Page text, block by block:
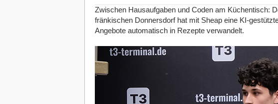
Zwischen Hausaufgaben und Coden am Küchentisch:
fränkischen Donnersdorf hat mit Sheap eine KI-
Angebote automatisch in Rezepte verwandelt.